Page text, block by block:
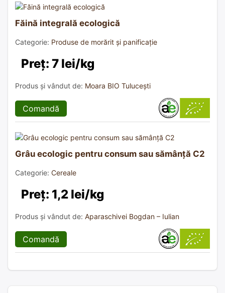
Făină integrală ecologică
Categorie: Produse de morărit și panificație
Preț: 7 lei/kg
Produs și vândut de: Moara BIO Tulucești
Comandă
Grâu ecologic pentru consum sau sămânță C2
Categorie: Cereale
Preț: 1,2 lei/kg
Produs și vândut de: Aparaschivei Bogdan – Iulian
Comandă